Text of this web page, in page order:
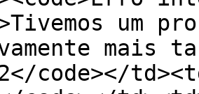
um
mais
code></